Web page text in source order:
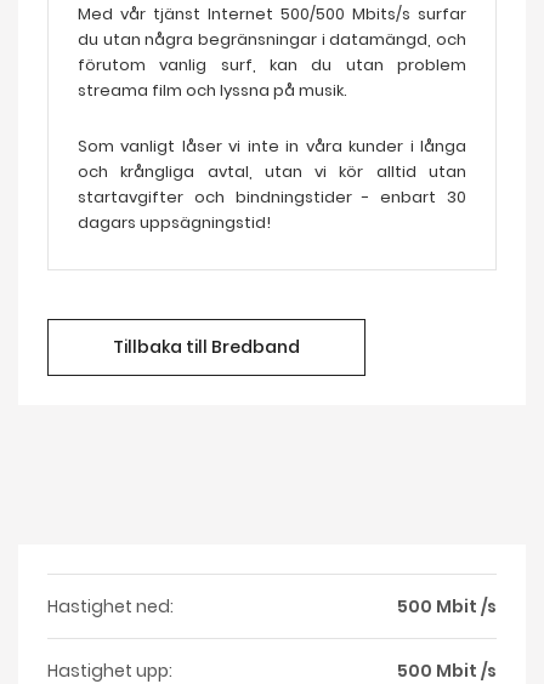
Med vår tjänst Internet 500/500 Mbits/s surfar
du utan några begränsningar i datamängd, och
förutom vanlig surf, kan du utan problem
streama film och lyssna på musik.
Som vanligt låser vi inte in våra kunder i långa
och krångliga avtal, utan vi kör alltid utan
startavgifter och bindningstider - enbart 30
dagars uppsägningstid!
Tillbaka till Bredband
Hastighet ned: 500 Mbit /s
Hastighet upp: 500 Mbit /s